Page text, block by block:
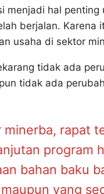
hal
berjalan. Karena
usaha di sektor
tidak ada
tidak ada
rapat
program
bahan baku
yang